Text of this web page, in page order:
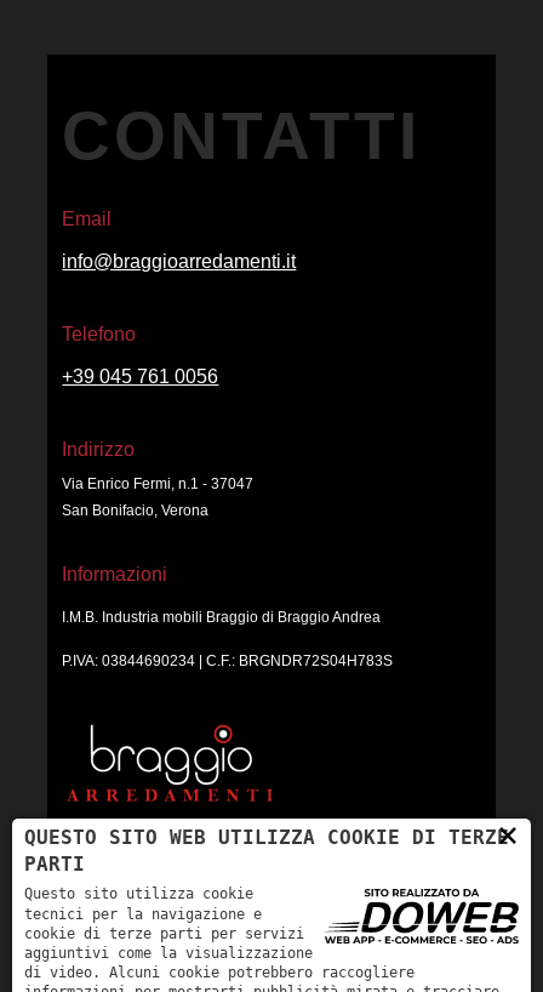
CONTATTI
Email
info@braggioarredamenti.it
Telefono
+39 045 761 0056
Indirizzo
Via Enrico Fermi, n.1 - 37047
San Bonifacio, Verona
Informazioni
I.M.B. Industria mobili Braggio di Braggio Andrea
P.IVA: 03844690234 | C.F.: BRGNDR72S04H783S
ORARI:
Lunedì: Chiuso
Mar - Ven: 9:00-12:30; 15:00-19:30
×
QUESTO SITO WEB UTILIZZA COOKIE DI TERZE
PARTI
Questo sito utilizza cookie
tecnici per la navigazione e
cookie di terze parti per servizi
aggiuntivi come la visualizzazione
di video. Alcuni cookie potrebbero raccogliere